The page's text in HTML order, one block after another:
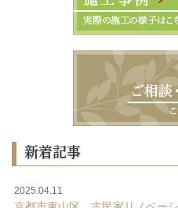
新着記事
2025.04.11